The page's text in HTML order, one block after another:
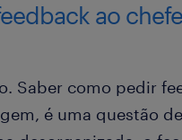
ao
Saber como pedir
é uma questão